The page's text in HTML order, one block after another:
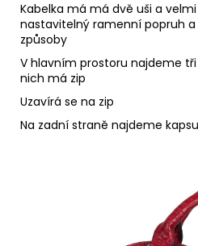
Kabelka má má dvě uši a
nastavitelný ramenní popruh
způsoby
V hlavním prostoru najdeme
nich má zip
Uzavírá se na zip
Na zadní straně najdeme